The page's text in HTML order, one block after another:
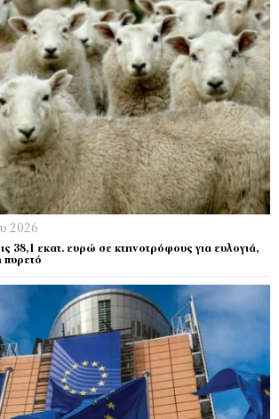
2026
38,1 εκατ. ευρώ σε κτηνοτρόφους για ευλογιά,